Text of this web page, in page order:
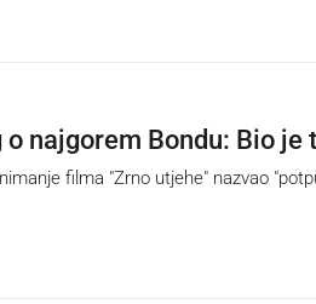
o najgorem Bondu: Bio je
filma "Zrno utjehe" nazvao